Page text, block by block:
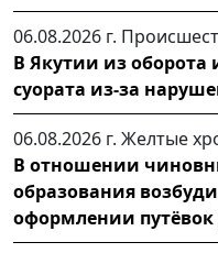
06.08.2026 г.
В Якутии из оборота
суората из-за
06.08.2026 г. Желтые
В отношении
образования
оформлении